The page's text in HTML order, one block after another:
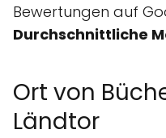
Bewertungen auf
Durchschnittliche
Ort von
Ländtor